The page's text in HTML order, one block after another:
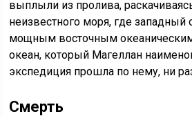
выплыли из пролива,
неизвестного моря, где западный
мощным восточным
океан, который Магеллан
экспедиция прошла по нему, ни
Смерть